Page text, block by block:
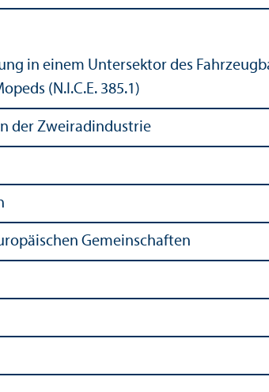
in einem Untersektor des
(N.I.C.E. 385.1)
der Zweiradindustrie
Gemeinschaften